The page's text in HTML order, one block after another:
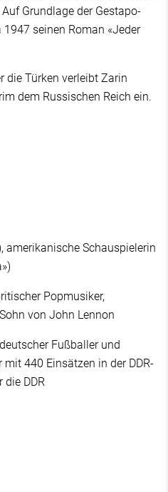
Grundlage der Gestapo-
seinen Roman «Jeder
die Türken verleibt Zarin
dem Russischen Reich ein.
amerikanische Schauspielerin
Popmusiker,
von John Lennon
Fußballer und
440 Einsätzen in der DDR-
die DDR